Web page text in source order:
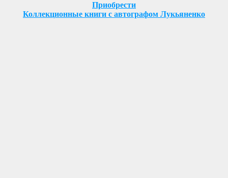
Приобрести
Коллекционные книги с автографом Лукьяненко